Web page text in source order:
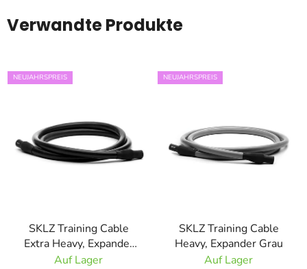
Verwandte Produkte
NEUJAHRSPREIS
SKLZ Training Cable
Extra Heavy, Expander
Schwarz
Auf Lager
NEUJAHRSPREIS
SKLZ Training Cable
Heavy, Expander Grau
Auf Lager